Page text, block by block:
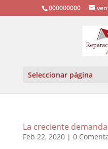
000000000
Seleccionar página
La creciente
Feb 22, 2020| 0